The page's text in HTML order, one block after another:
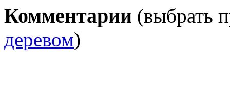
Комментарии (выбрать
деревом)